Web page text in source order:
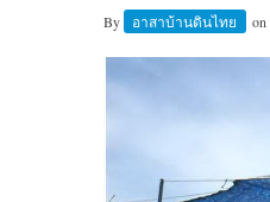
By อาสาบ้านดินไทย on